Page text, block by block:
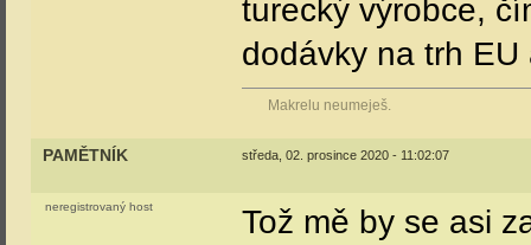
turecký výrobce,
dodávky na trh
Makrelu neumeješ.
PAMĚTNÍK středa, 02. prosince 2020 - 11:02:07
neregistrovaný host
Tož mě by se asi